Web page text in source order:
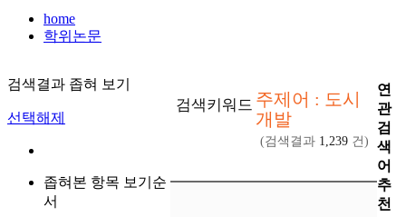
home
학위논문
검색결과 좁혀 보기
선택해제
좁혀본 항목 보기순
서
검색키워드 주제어 : 도시
개발
(검색결과 1,239 건)
연
관
검
색
어
추
천